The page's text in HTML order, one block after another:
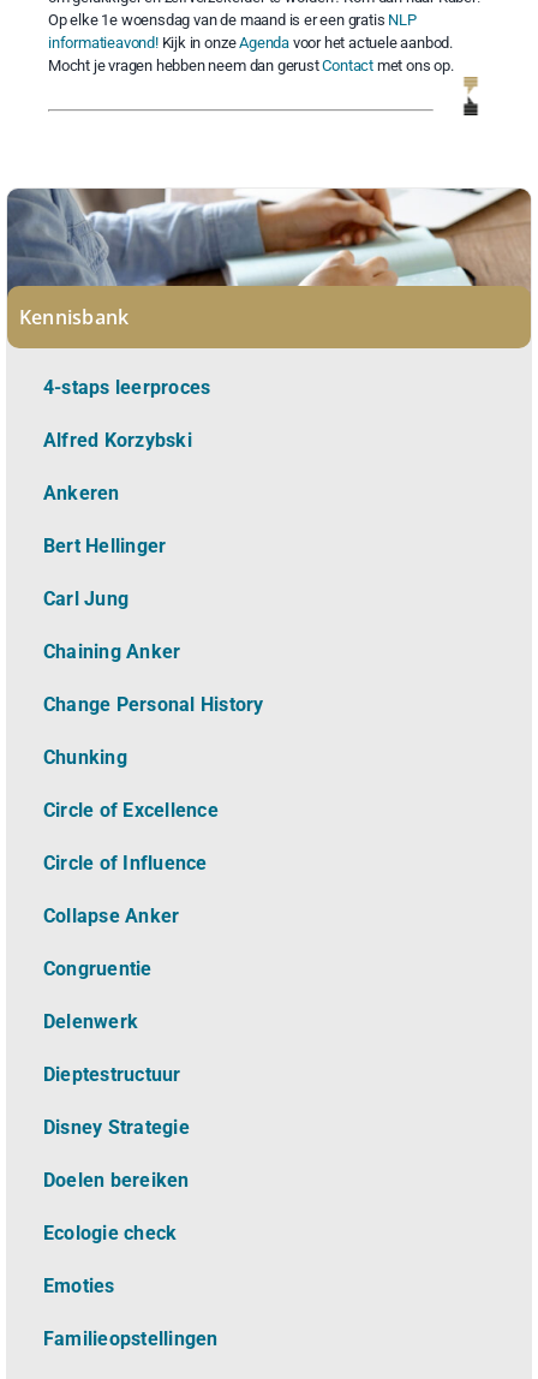
Op elke 1e woensdag van de maand is er een gratis NLP
informatieavond!Kijk in onzeAgendavoor het actuele aanbod.
Mocht je vragen hebben neem dan gerustContact met ons op.
Kennisbank
4-staps leerproces
Alfred Korzybski
Ankeren
Bert Hellinger
Carl Jung
Chaining Anker
Change Personal History
Chunking
Circle of Excellence
Circle of Influence
Collapse Anker
Congruentie
Delenwerk
Dieptestructuur
Disney Strategie
Doelen bereiken
Ecologie check
Emoties
Familieopstellingen